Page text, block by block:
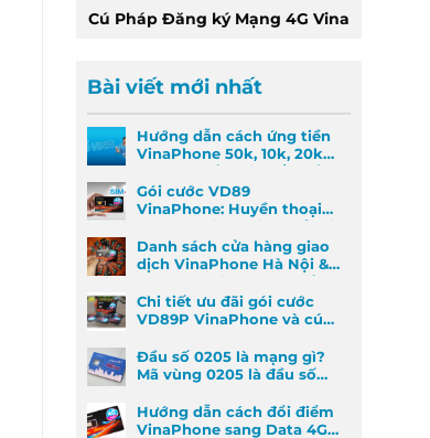
Cú Pháp Đăng ký Mạng 4G Vina
Bài viết mới nhất
Hướng dẫn cách ứng tiền
VinaPhone 50k, 10k, 20k
nhanh nhất khi khẩn cấp
Gói cước VD89
VinaPhone: Huyền thoại
Data & Gọi thoại đã trở lại
Danh sách cửa hàng giao
dịch VinaPhone Hà Nội &
Cách tìm VinaPhone gần
đây
Chi tiết ưu đãi gói cước
VD89P VinaPhone và cú
Đầu số 0205 là mạng gì?
Mã vùng 0205 là đầu số
Hướng dẫn cách đổi điểm
VinaPhone sang Data 4G